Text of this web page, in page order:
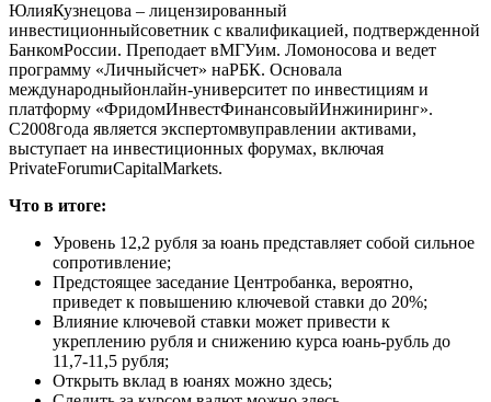
ЮлияКузнецова – лицензированный
инвестиционныйсоветник с квалификацией, подтвержденной
БанкомРоссии. Преподает вМГУим. Ломоносова и ведет
программу «Личныйсчет» наРБК. Основала
международныйонлайн-университет по инвестициям и
платформу «ФридомИнвестФинансовыйИнжиниринг».
С2008года является экспертомвуправлении активами,
выступает на инвестиционных форумах, включая
PrivateForumиCapitalMarkets.
Что в итоге:
Уровень 12,2 рубля за юань представляет собой сильное
сопротивление;
Предстоящее заседание Центробанка, вероятно,
приведет к повышению ключевой ставки до 20%;
Влияние ключевой ставки может привести к
укреплению рубля и снижению курса юань-рубль до
11,7-11,5 рубля;
Открыть вклад в юанях можно здесь;